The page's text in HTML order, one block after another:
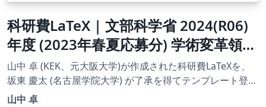
科研費LaTeX | 文部科学省 2024(R06)
年度 (2023年春夏応募分) 学術変革領域
研究 | 学術変革領域研究(B) (領域計画
書（全体版)) | 2023.04.21
山中 卓 (KEK、元大阪大学)が作成された科研費LaTeXを、
坂東 慶太 (名古屋学院大学) が了承を得てテンプレート登録
しています。 詳細はこちら↓をご確認ください。
山中 卓